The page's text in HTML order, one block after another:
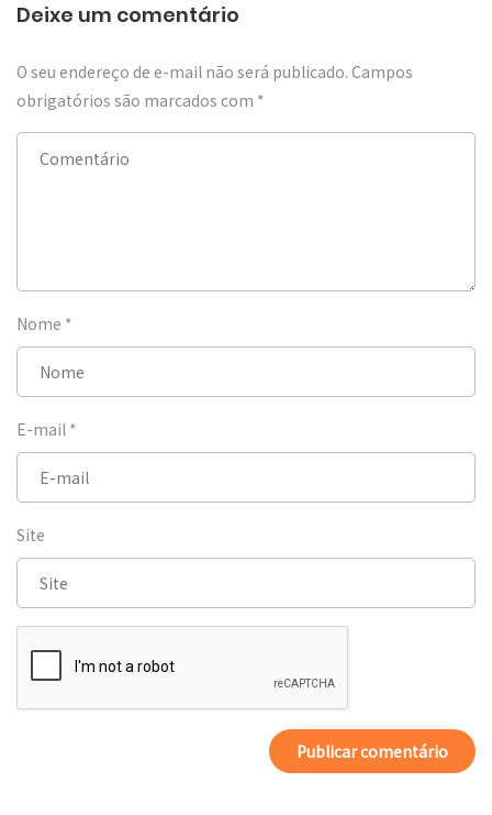
Deixe um comentário
O seu endereço de e-mail não será publicado. Campos
obrigatórios são marcados com *
Nome *
E-mail *
Site